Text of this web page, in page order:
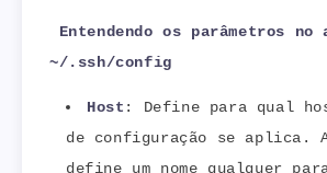
Entendendo os parâmetros no
~/.ssh/config
Host : Define para qual
de configuração se aplica.
define um nome qualquer